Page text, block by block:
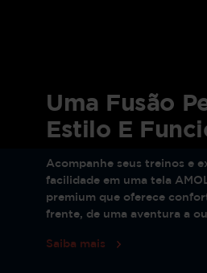
Uma Fusão
Estilo E
Acompanhe seus treinos e
facilidade em uma tela
premium que oferece
frente, de uma aventura a
Saiba mais